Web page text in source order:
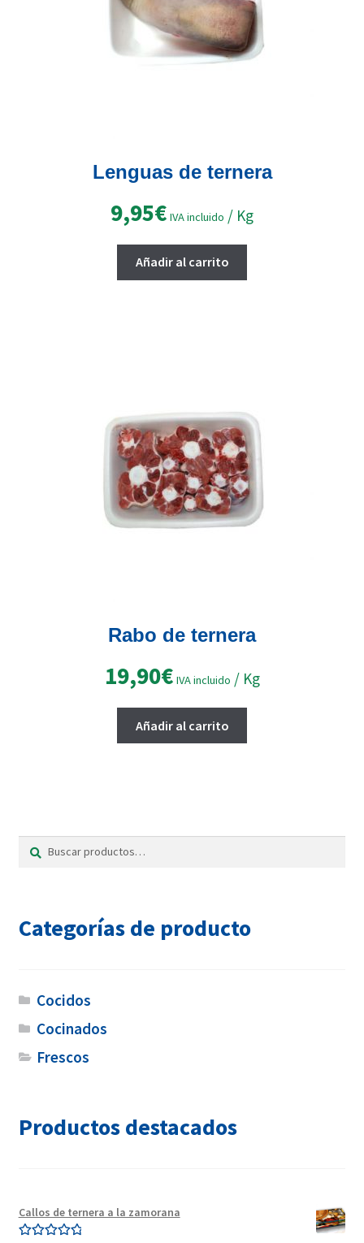
Lenguas de ternera
9,95€ IVA incluido / Kg
Añadir al carrito
Rabo de ternera
19,90€ IVA incluido / Kg
Añadir al carrito
Buscar
Buscar
Categorías de producto
Cocidos
Cocinados
Frescos
Productos destacados
Callos de ternera a la zamorana